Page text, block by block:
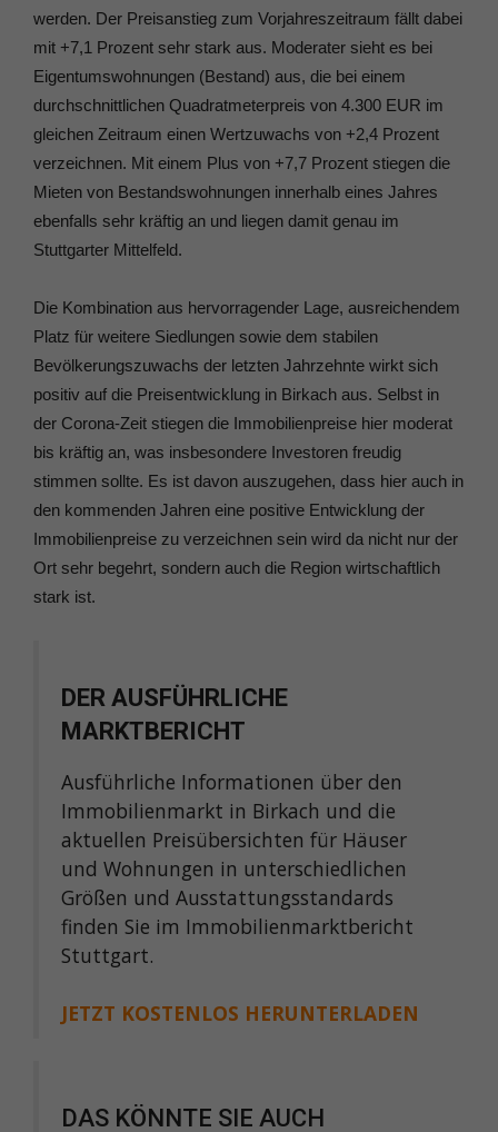
werden. Der Preisanstieg zum Vorjahreszeitraum fällt dabei
mit +7,1 Prozent sehr stark aus. Moderater sieht es bei
Eigentumswohnungen (Bestand) aus, die bei einem
durchschnittlichen Quadratmeterpreis von 4.300 EUR im
gleichen Zeitraum einen Wertzuwachs von +2,4 Prozent
verzeichnen. Mit einem Plus von +7,7 Prozent stiegen die
Mieten von Bestandswohnungen innerhalb eines Jahres
ebenfalls sehr kräftig an und liegen damit genau im
Stuttgarter Mittelfeld.
Die Kombination aus hervorragender Lage, ausreichendem
Platz für weitere Siedlungen sowie dem stabilen
Bevölkerungszuwachs der letzten Jahrzehnte wirkt sich
positiv auf die Preisentwicklung in Birkach aus. Selbst in
der Corona-Zeit stiegen die Immobilienpreise hier moderat
bis kräftig an, was insbesondere Investoren freudig
stimmen sollte. Es ist davon auszugehen, dass hier auch in
den kommenden Jahren eine positive Entwicklung der
Immobilienpreise zu verzeichnen sein wird da nicht nur der
Ort sehr begehrt, sondern auch die Region wirtschaftlich
stark ist.
DER AUSFÜHRLICHE
MARKTBERICHT
Ausführliche Informationen über den
Immobilienmarkt in Birkach und die
aktuellen Preisübersichten für Häuser
und Wohnungen in unterschiedlichen
Größen und Ausstattungsstandards
finden Sie im Immobilienmarktbericht
Stuttgart.
JETZT KOSTENLOS HERUNTERLADEN
DAS KÖNNTE SIE AUCH